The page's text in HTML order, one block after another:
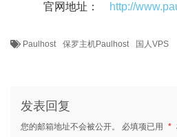
官网地址：
http://
Paulhost 保罗主机Paulhost 国人VPS
发表回复
您的邮箱地址不会被公开。 必填项已用 *